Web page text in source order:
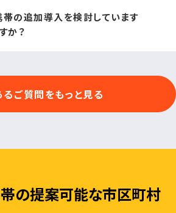
・au（エーユー）など、ソフトバンク携帯以外
場合、法人携帯のコスト削減が可能です。
の追加導入を検討しています
か？
の追加導入の際は、法人携帯ドットコムにお問
るご質問をもっと見る
の提案可能な市区町村